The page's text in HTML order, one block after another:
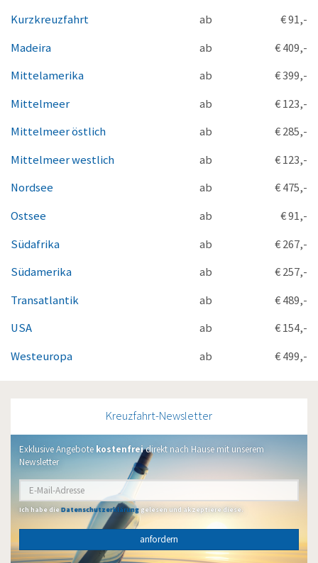
Kurzkreuzfahrt
ab
€ 91,-
Madeira
ab
€ 409,-
Mittelamerika
ab
€ 399,-
Mittelmeer
ab
€ 123,-
Mittelmeer östlich
ab
€ 285,-
Mittelmeer westlich
ab
€ 123,-
Nordsee
ab
€ 475,-
Ostsee
ab
€ 91,-
Südafrika
ab
€ 267,-
Südamerika
ab
€ 257,-
Transatlantik
ab
€ 489,-
USA
ab
€ 154,-
Westeuropa
ab € 499,-
Kreuzfahrt-Newsletter
Exklusive Angebote kostenfreidirekt nach Hause mit unserem
Newsletter
Ich habe dieDatenschutzerklärunggelesen und akzeptiere diese.
anfordern